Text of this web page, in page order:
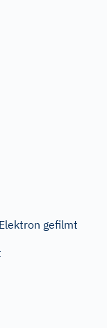
Elektron gefilmt